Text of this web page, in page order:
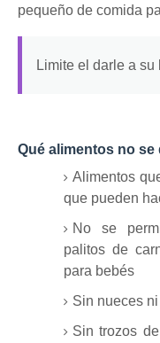
pequeño de comida
Limite el darle a
Qué alimentos no se
Alimentos
que pueden
No se
palitos de
para bebés
Sin nueces
Sin trozos